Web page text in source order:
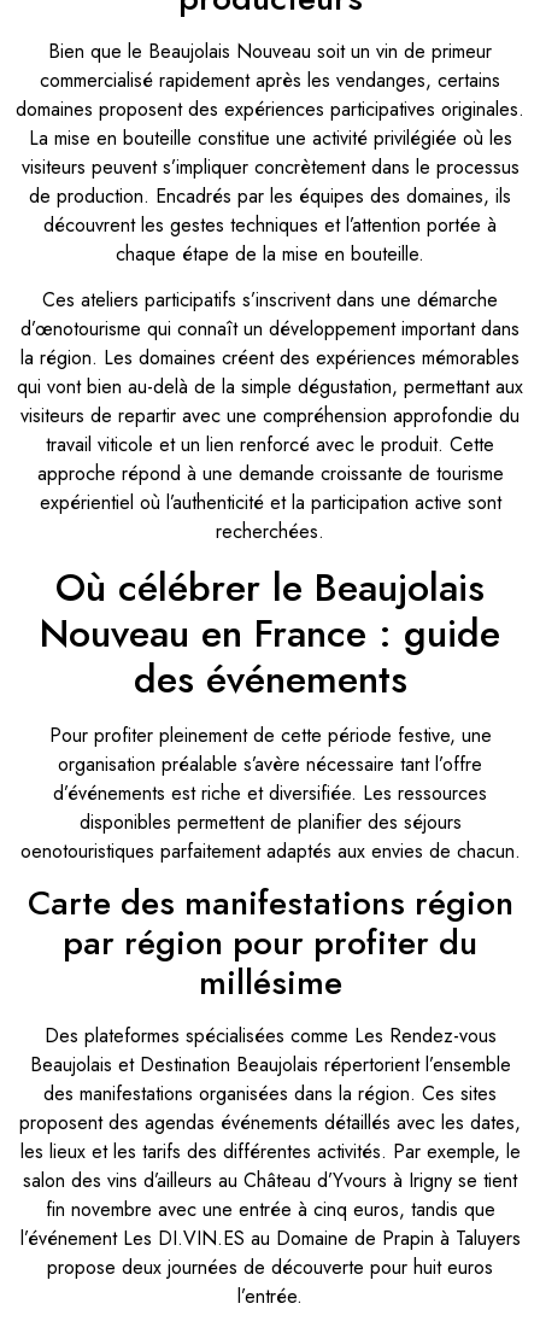
Bien que le Beaujolais Nouveau soit un vin de primeur
commercialisé rapidement après les vendanges, certains
domaines proposent des expériences participatives originales.
La mise en bouteille constitue une activité privilégiée où les
visiteurs peuvent s’impliquer concrètement dans le processus
de production. Encadrés par les équipes des domaines, ils
découvrent les gestes techniques et l’attention portée à
chaque étape de la mise en bouteille.
Ces ateliers participatifs s’inscrivent dans une démarche
d’œnotourisme qui connaît un développement important dans
la région. Les domaines créent des expériences mémorables
qui vont bien au-delà de la simple dégustation, permettant aux
visiteurs de repartir avec une compréhension approfondie du
travail viticole et un lien renforcé avec le produit. Cette
approche répond à une demande croissante de tourisme
expérientiel où l’authenticité et la participation active sont
recherchées.
Où célébrer le Beaujolais
Nouveau en France : guide
des événements
Pour profiter pleinement de cette période festive, une
organisation préalable s’avère nécessaire tant l’offre
d’événements est riche et diversifiée. Les ressources
disponibles permettent de planifier des séjours
oenotouristiques parfaitement adaptés aux envies de chacun.
Carte des manifestations région
par région pour profiter du
millésime
Des plateformes spécialisées comme Les Rendez-vous
Beaujolais et Destination Beaujolais répertorient l’ensemble
des manifestations organisées dans la région. Ces sites
proposent des agendas événements détaillés avec les dates,
les lieux et les tarifs des différentes activités. Par exemple, le
salon des vins d’ailleurs au Château d’Yvours à Irigny se tient
fin novembre avec une entrée à cinq euros, tandis que
l’événement Les DI.VIN.ES au Domaine de Prapin à Taluyers
propose deux journées de découverte pour huit euros
l’entrée.